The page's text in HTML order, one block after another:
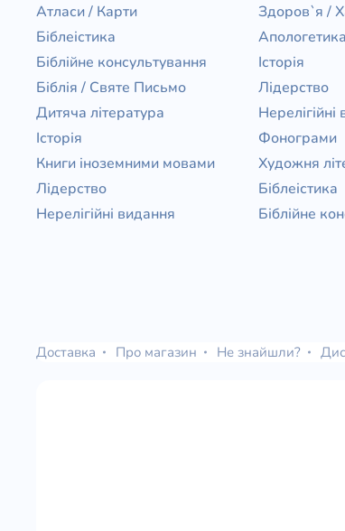
Атласи / Карти
Біблеістика
Біблійне консультування
Біблія / Святе Письмо
Дитяча література
Історія
Книги іноземними мовами
Лідерство
Нерелігійні видання
Здоров`я /
Апологетика
Історія
Лідерство
Фонограми
Художня
Біблеістика
Біблійне
Доставка Про магазин Не знайшли?